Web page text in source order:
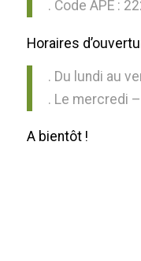
. Code APE :
Horaires
. Du lundi au
. Le mercredi
A bientôt !